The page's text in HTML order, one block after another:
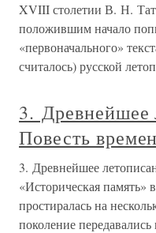
XVIII столетии В. Н.
положившим начало
«первоначального»
считалось) русской
3. Древнейшее
Повесть
3. Древнейшее
«Историческая память»
простиралась на
поколение